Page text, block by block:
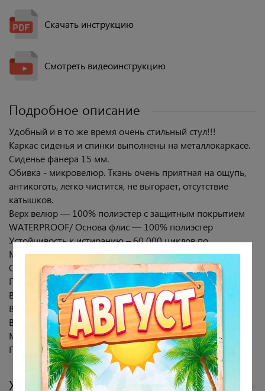
Скачать инструкцию
Смотреть видеоинструкцию
Подробное описание
Удобный и в то же время очень стильный стул!!!
Каркас сиденья и спинки выполнены на металлокаркасе.
Сиденье фанера 15 мм.
Обивка - микровелюр. Ткань очень приятная на ощупь,
антикоготь, легко чистится, не выгорает, отсутствие
катышков.
Верх велюр — 100% полиэстер с защитным покрытием
WATERPROOF/ Основа флис — 100% полиэстер
Устойчивость к истиранию – 60 000 циклов по
Мартиндейлу.
Опоры: металл (порошковая окраска).
Габариты стула: 56х61 см, высота 82 см.
Высота сиденья от пола - 48 см.
Высота спинки:34 см, ширина спинки: 56 см.
Внутренний размер сиденья:47х45 см.
Максимальная нагрузка 100 кг.
Гарантия 18 месяцев.
Характеристики